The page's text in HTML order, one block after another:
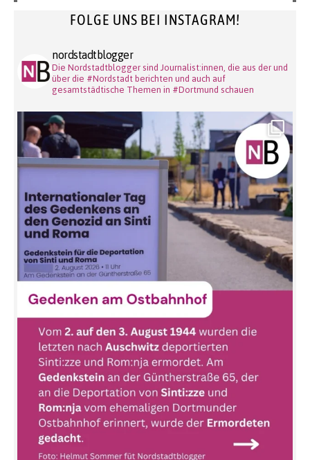
FOLGE UNS BEI INSTAGRAM!
nordstadtblogger
Die Nordstadtblogger sind Journalist:innen, die aus der und
über die #Nordstadt berichten und auch auf
gesamtstädtische Themen in #Dortmund schauen